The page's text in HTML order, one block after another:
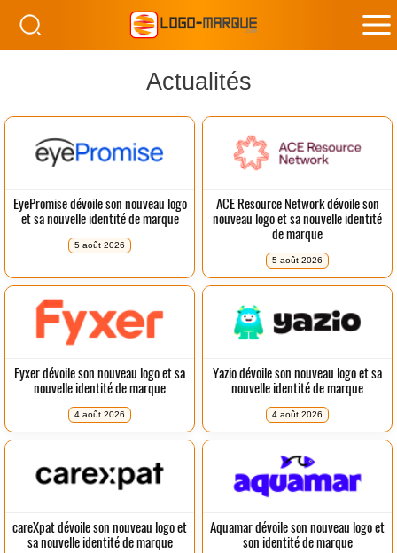
Actualités
EyePromise dévoile son nouveau logo
et sa nouvelle identité de marque
5 août 2026
ACE Resource Network dévoile son
nouveau logo et sa nouvelle identité
de marque
5 août 2026
Fyxer dévoile son nouveau logo et sa
nouvelle identité de marque
4 août 2026
Yazio dévoile son nouveau logo et sa
nouvelle identité de marque
4 août 2026
careXpat dévoile son nouveau logo et
sa nouvelle identité de marque
Aquamar dévoile son nouveau logo et
son identité de marque